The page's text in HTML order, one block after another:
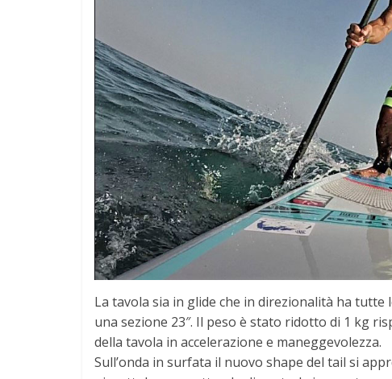
La tavola sia in glide che in direzionalità ha
una sezione 23″. Il peso è stato ridotto di 1 kg
della tavola in accelerazione e maneggevolezza.
Sull’onda in surfata il nuovo shape del tail si